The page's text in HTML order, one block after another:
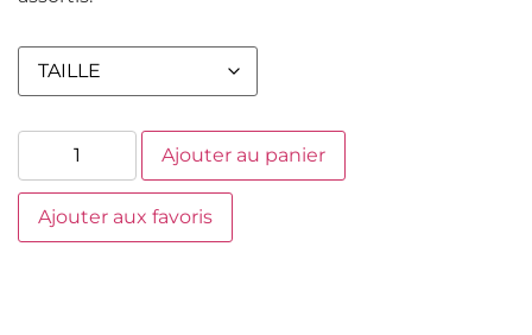
Ajouter au panier
Ajouter aux favoris